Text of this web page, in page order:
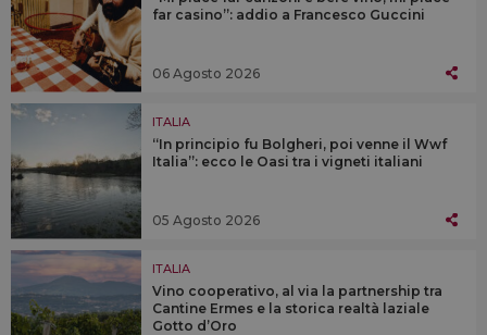
far casino”: addio a Francesco Guccini
06 Agosto 2026
ITALIA
“In principio fu Bolgheri, poi venne il Wwf
Italia”: ecco le Oasi tra i vigneti italiani
05 Agosto 2026
ITALIA
Vino cooperativo, al via la partnership tra
Cantine Ermes e la storica realtà laziale
Gotto d’Oro